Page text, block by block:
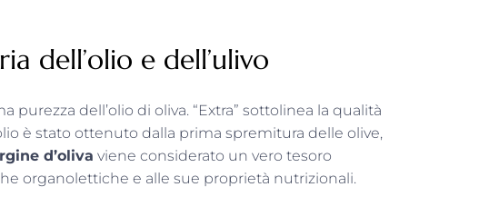
dell’olio e dell’ulivo
purezza dell’olio di oliva. “Extra” sottolinea la qualità
è stato ottenuto dalla prima spremitura delle olive,
d’oliva viene considerato un vero tesoro
organolettiche e alle sue proprietà nutrizionali.